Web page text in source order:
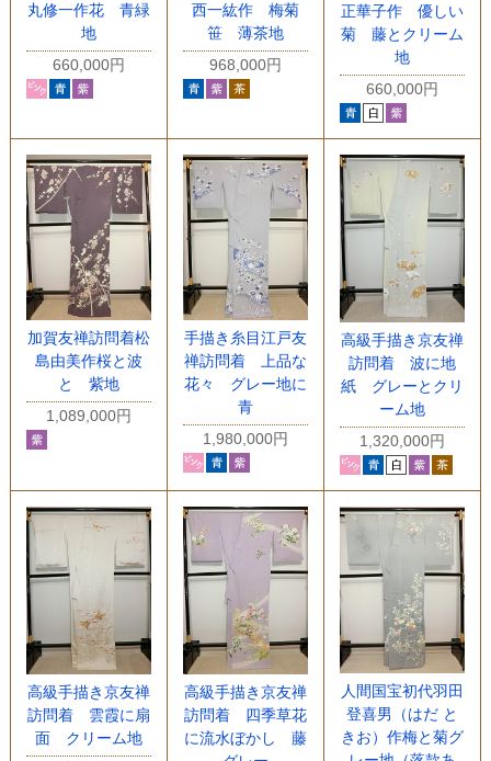
丸修一作花 青緑
地
660,000円
西一紘作 梅菊
笹 薄茶地
968,000円
正華子作 優しい
菊 藤とクリーム
地
660,000円
加賀友禅訪問着松
島由美作桜と波
と 紫地
1,089,000円
手描き糸目江戸友
禅訪問着 上品な
花々 グレー地に
青
1,980,000円
高級手描き京友禅
訪問着 波に地
紙 グレーとクリ
ーム地
1,320,000円
高級手描き京友禅
訪問着 雲霞に扇
面 クリーム地
高級手描き京友禅
訪問着 四季草花
に流水ぼかし 藤
人間国宝初代羽田
登喜男（はだ と
きお）作梅と菊グ